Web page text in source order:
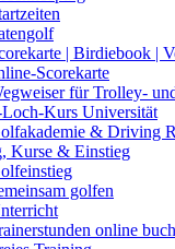
| Birdiebook |
Scorekarte
für Trolley-
Kurs Universität
& Driving
Kurse & Einstieg
golfen
online